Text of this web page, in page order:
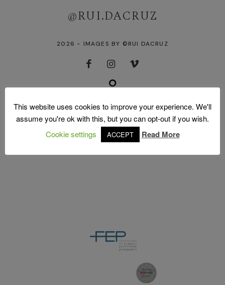
MOLDURAS
PRÉMIOS
Vídeos
Molduras
Prémios
@RUI.DACRUZ
[instagram-feed]
2026 - IMAGES BY ©RUI DACRUZ
This website uses cookies to improve your experience. We'll
assume you're ok with this, but you can opt-out if you wish.
Cookie settings
ACCEPT Read More